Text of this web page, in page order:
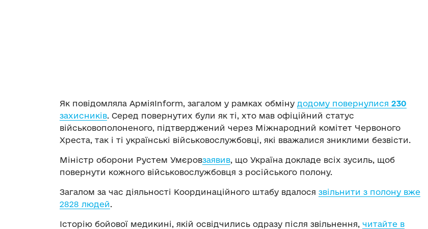
Як повідомляла АрміяInform, загалом у рамках обміну додому повернулися 230
захисників. Серед повернутих були як ті, хто мав офіційний статус
військовополоненого, підтверджений через Міжнародний комітет Червоного
Хреста, так і ті українські військовослужбовці, які вважалися зниклими безвісти.
Міністр оборони Рустем Умєровзаявив, що Україна докладе всіх зусиль, щоб
повернути кожного військовослужбовця з російського полону.
Загалом за час діяльності Координаційного штабу вдалося звільнити з полону вже
2828 людей.
Історію бойової медикині, якій освідчились одразу після звільнення, читайте в